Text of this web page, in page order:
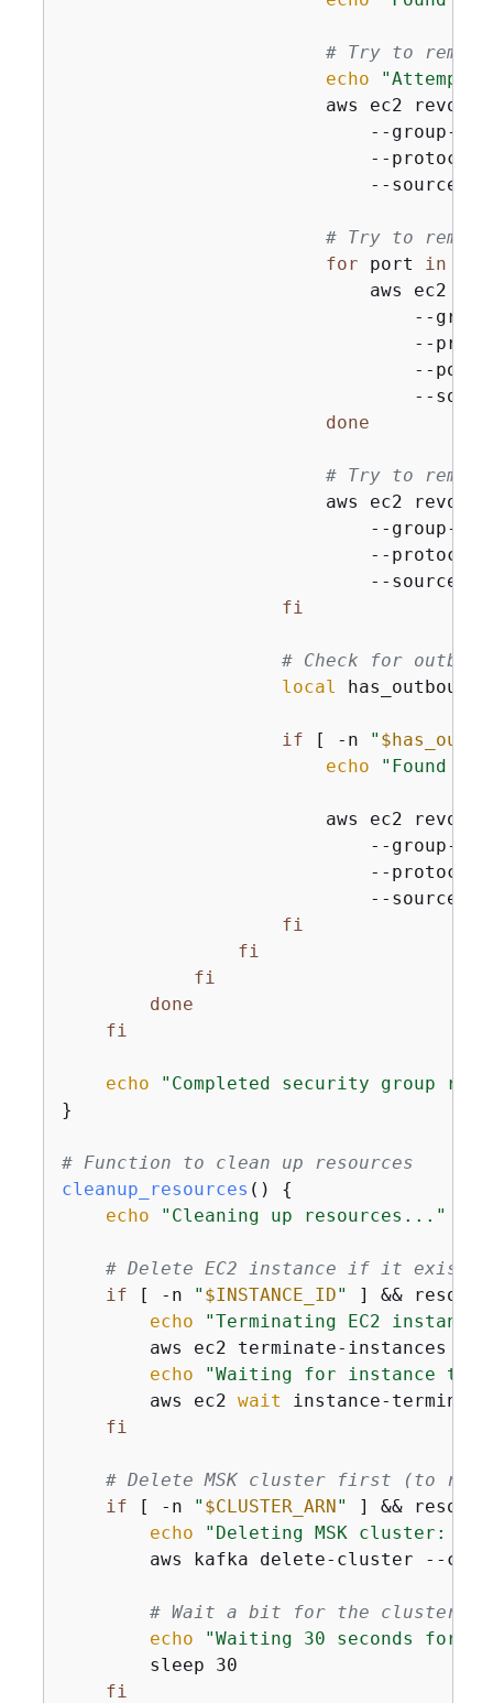
# Try to
echo
aws ec2
                            --group-id
--protocol
--source-
# Try to remove
for port in
aws ec2
--
--
                                --port
--
done
# Try to
aws ec2
                            --group-id
--protocol
--source-
fi
# Check for
local
if [ -n "
echo
"Found
aws ec2
                            --group-id
--protocol
--source-
fi
fi
fi
done
fi
echo
"Completed security group
}
# Function to clean up resources
cleanup_resources () {
echo
"Cleaning up resources..."
# Delete EC2 instance if it exists
if [ -n " $INSTANCE_ID"
] &&
echo
"Terminating EC2
aws ec2 terminate-instances
echo
"Waiting for instance to
        aws ec2
wait instance-
fi
# Delete MSK cluster first (to
if [ -n " $CLUSTER_ARN"
] &&
echo
"Deleting MSK cluster:
aws kafka delete-cluster --
# Wait a bit for the cluster
echo
"Waiting 30 seconds for
        sleep 30
fi